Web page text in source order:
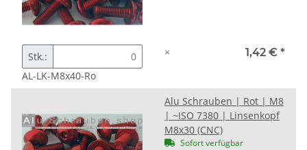
Stk.:
AL-LK-M8x40-Ro
× 1,42 € *
Alu Schrauben | Rot | M8
| ~ISO 7380 | Linsenkopf
M8x30 (CNC)
Sofort verfügbar